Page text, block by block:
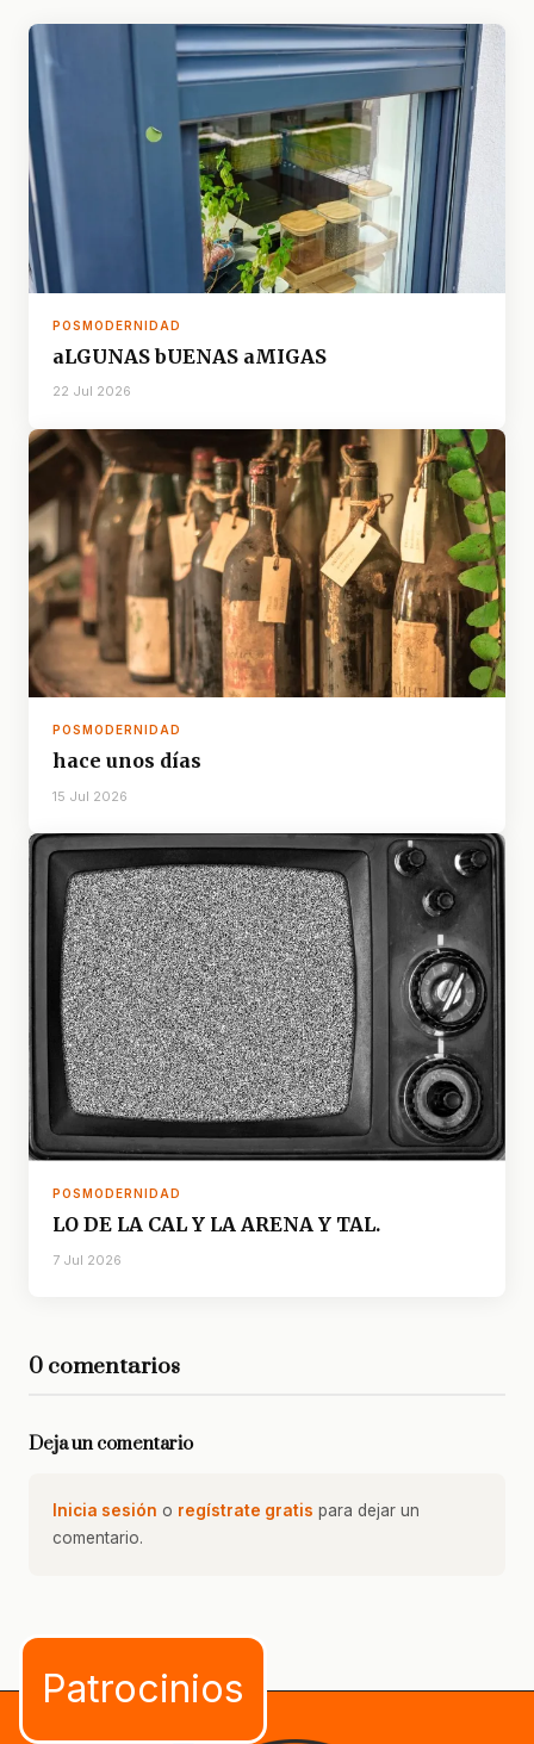
POSMODERNIDAD
aLGUNAS bUENAS aMIGAS
22 Jul 2026
POSMODERNIDAD
hace unos días
15 Jul 2026
POSMODERNIDAD
LO DE LA CAL Y LA ARENA Y TAL.
7 Jul 2026
0 comentarios
Deja un comentario
Inicia sesión o regístrate gratis para dejar un
comentario.